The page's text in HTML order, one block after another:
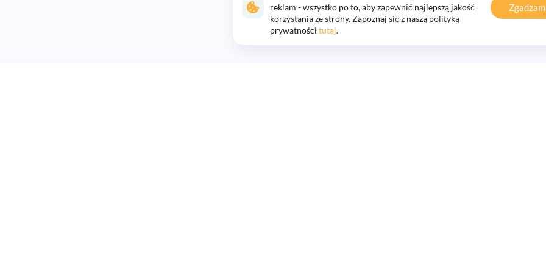
reklam - wszystko po to, aby zapewnić najlepszą jakość
korzystania ze strony. Zapoznaj się z naszą polityką
prywatności tutaj.